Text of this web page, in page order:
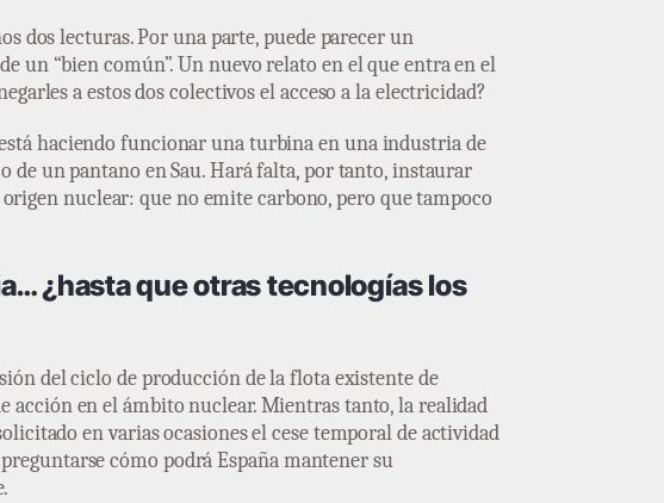
dos lecturas. Por una parte, puede parecer un
un “bien común”. Un nuevo relato en el que entra en el
a estos dos colectivos el acceso a la electricidad?
haciendo funcionar una turbina en una industria de
de un pantano en Sau. Hará falta, por tanto, instaurar
nuclear: que no emite carbono, pero que tampoco
¿hasta que otras tecnologías los
del ciclo de producción de la flota existente de
acción en el ámbito nuclear. Mientras tanto, la realidad
en varias ocasiones el cese temporal de actividad
cómo podrá España mantener su